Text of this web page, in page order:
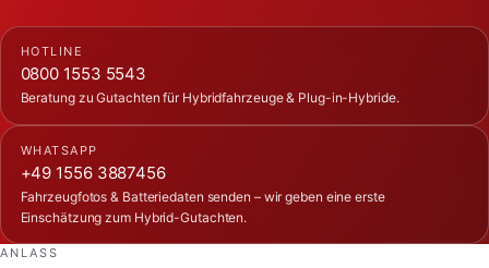
HOTLINE
0800 1553 5543
Beratung zu Gutachten für Hybridfahrzeuge & Plug-in-Hybride.
WHATSAPP
+49 1556 3887456
Fahrzeugfotos & Batteriedaten senden – wir geben eine erste
Einschätzung zum Hybrid-Gutachten.
ANLASS